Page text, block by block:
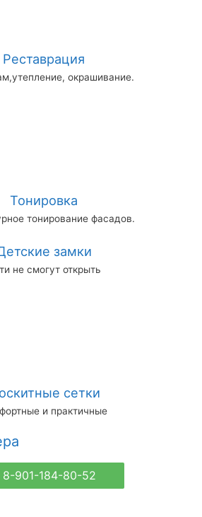
Реставрация
окрашивание.
Тонировка
тонирование фасадов.
замки
не смогут открыть
сетки
и практичные
8-901-184-80-52